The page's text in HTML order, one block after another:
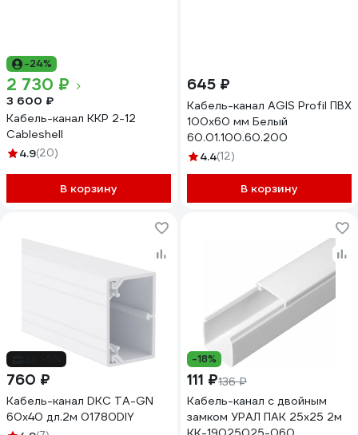
-24%
2 730 ₽
3 600 ₽
Кабель-канал ККР 2-12
Cableshell
4.9(20)
В корзину
645 ₽
Кабель-канал AGIS Profil ПВХ
100x60 мм Белый
60.01.100.60.200
4.4(12)
В корзину
760 ₽
Кабель-канал DKC TA-GN
60x40 дл.2м 01780DIY
-18%
111 ₽136 ₽
Кабель-канал с двойным
замком УРАЛ ПАК 25х25 2м